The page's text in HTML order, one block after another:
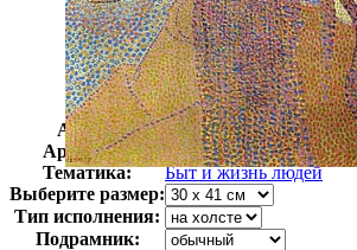
Автор:
Кросс Анри
Арт-стиль
Французская живопись
Тематика:
Быт и жизнь людей
Выберите размер:
Тип исполнения:
Подрамник: